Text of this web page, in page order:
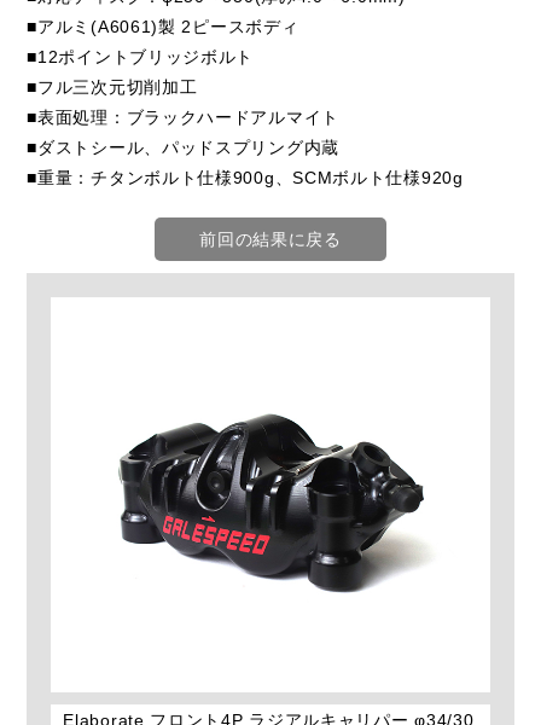
■アルミ(A6061)製 2ピースボディ
■12ポイントブリッジボルト
■フル三次元切削加工
■表面処理：ブラックハードアルマイト
■ダストシール、パッドスプリング内蔵
■重量：チタンボルト仕様900g、SCMボルト仕様920g
前回の結果に戻る
Elaborate フロント4P ラジアルキャリパー φ34/30